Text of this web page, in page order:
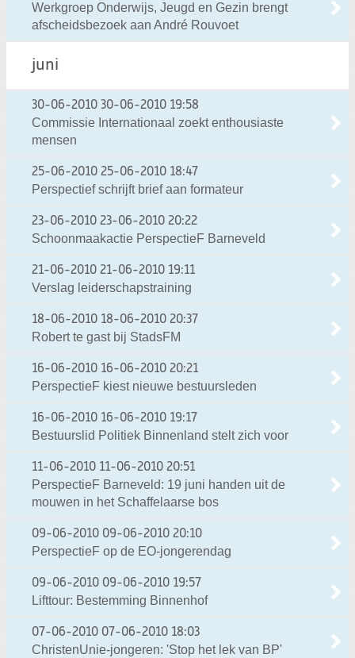
Werkgroep Onderwijs, Jeugd en Gezin brengt
afscheidsbezoek aan André Rouvoet
juni
30-06-2010 30-06-2010 19:58
Commissie Internationaal zoekt enthousiaste
mensen
25-06-2010 25-06-2010 18:47
Perspectief schrijft brief aan formateur
23-06-2010 23-06-2010 20:22
Schoonmaakactie PerspectieF Barneveld
21-06-2010 21-06-2010 19:11
Verslag leiderschapstraining
18-06-2010 18-06-2010 20:37
Robert te gast bij StadsFM
16-06-2010 16-06-2010 20:21
PerspectieF kiest nieuwe bestuursleden
16-06-2010 16-06-2010 19:17
Bestuurslid Politiek Binnenland stelt zich voor
11-06-2010 11-06-2010 20:51
PerspectieF Barneveld: 19 juni handen uit de
mouwen in het Schaffelaarse bos
09-06-2010 09-06-2010 20:10
PerspectieF op de EO-jongerendag
09-06-2010 09-06-2010 19:57
Lifttour: Bestemming Binnenhof
07-06-2010 07-06-2010 18:03
ChristenUnie-jongeren: 'Stop het lek van BP'